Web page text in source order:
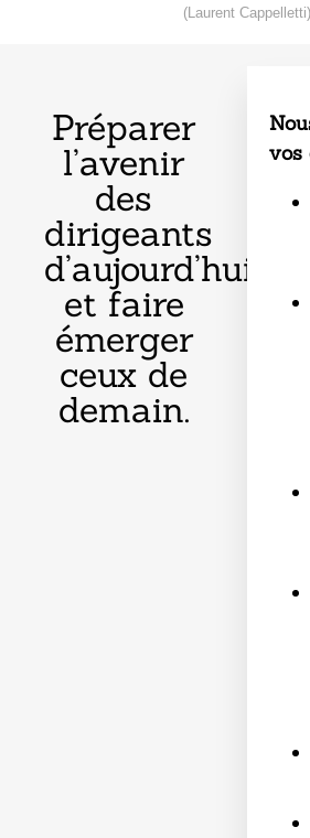
(Laurent Cappelletti)
Préparer
l’avenir
des
dirigeants
d’aujourd’hui
et faire
émerger
ceux de
demain.
vos